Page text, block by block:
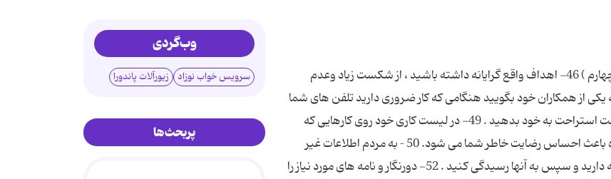
یك روز كاری بدون استرس خواهید داشت اگر ... ( قسمت چهارم ) 46- اهداف واقع گرایانه داشته باشید ، از شكست زیاد وعدم
برای رسیدن به هدف دچار استرس نشوید . 47- به یكی از همكاران خود بگویید هنگامی كه كار ضروری دارید تلفن های شما
را ثبت كند . 48- ما بین هر ساعت كاری خود پنج دقیقه فرصت استراحت به خود بدهید . 49- در لیست كاری خود روی كارهایی كه
انجام داده اید خط بكشید ، زیرا دیدن یك لیست مچاله شده باعث احساس رضایت خاطر شما می شود. 50 – به مردم اطلاعات غیر
ضروری ندهید . 51- پیغام هایی را كه نیاز به پاسخ دارند نگه دارید و سپس به آنها رسیدگی كنید . 52- دورنگار و نامه های مورد نیاز را
وب‌گردی
سرویس خواب نوزاد زیورآلات پاندورا
پربحث‌ها